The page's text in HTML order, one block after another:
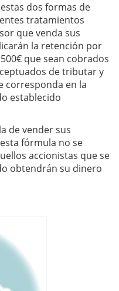
dos formas de
tratamientos
que venda sus
la retención por
que sean cobrados
de tributar y
corresponda en la
establecido
de vender sus
fórmula no se
accionistas que se
obtendrán su dinero